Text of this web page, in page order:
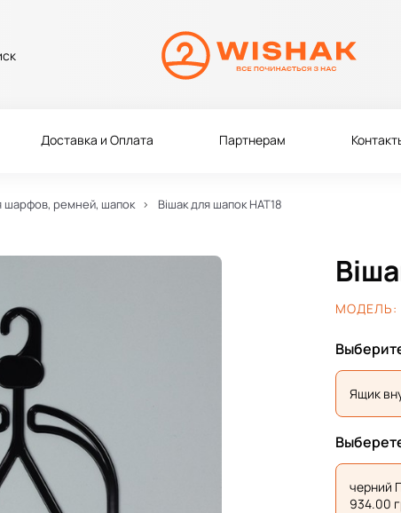
Доставка и Оплата Партнерам
шарфов, ремней, шапок Вішак для шапок HAT18
МОДЕЛЬ:
Ящик
черний
934.00